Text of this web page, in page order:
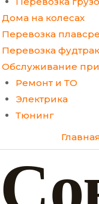
Дома на колесах
Перевозка
Перевозка
Обслуживание
Ремонт и ТО
Электрика
Тюнинг